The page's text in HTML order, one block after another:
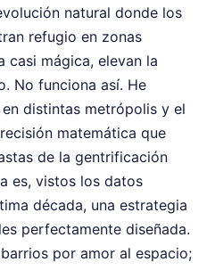
natural donde los
refugio en zonas
casi mágica, elevan la
No funciona así. He
distintas metrópolis y el
matemática que
de la gentrificación
es, vistos los datos
década, una estrategia
perfectamente diseñada.
por amor al espacio;